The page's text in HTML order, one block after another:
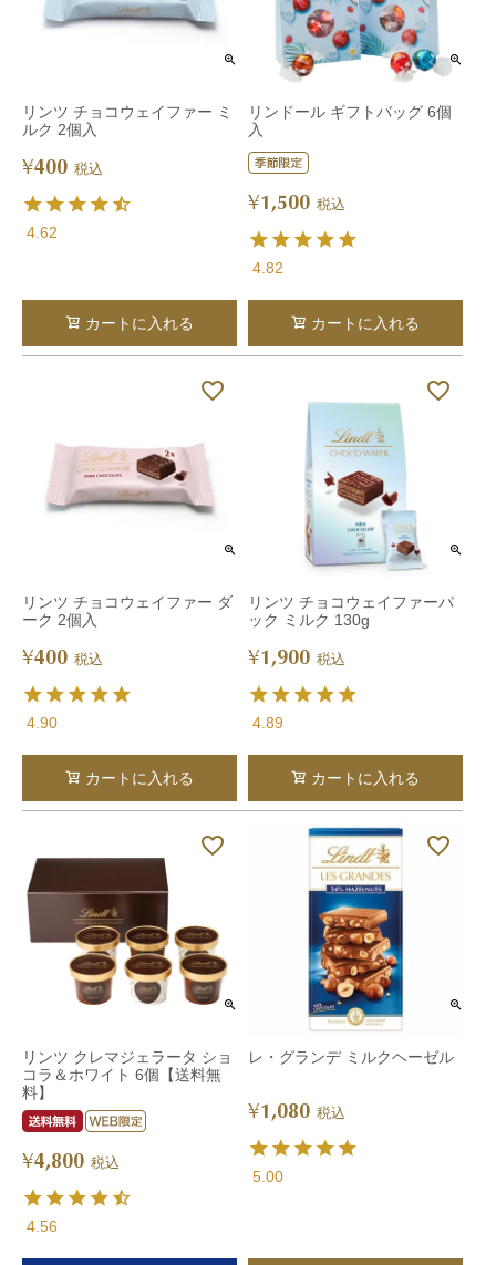
リンツ チョコウェイファー ミ
ルク 2個入
¥400 税込
4.62
カートに入れる
リンドール ギフトバッグ 6個
入
¥1,500 税込
4.82
カートに入れる
リンツ チョコウェイファー ダ
ーク 2個入
¥400 税込
4.90
カートに入れる
リンツ チョコウェイファーパ
ック ミルク 130g
¥1,900 税込
4.89
カートに入れる
リンツ クレマジェラータ ショ
コラ＆ホワイト 6個【送料無
料】
¥4,800 税込
4.56
レ・グランデ ミルクヘーゼル
¥1,080 税込
5.00